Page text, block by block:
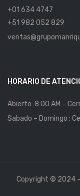
+01 634 4747
+51 982 052 829
HORARIO DE
Abierto: 8:00 AM –
Sabado – Domingo :
Copyright © 2024 –